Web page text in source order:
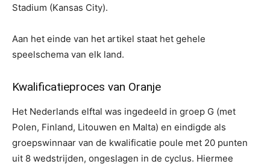
Stadium (Kansas City).
Aan het einde van het artikel staat het gehele
speelschema van elk land.
Kwalificatieproces van Oranje
Het Nederlands elftal was ingedeeld in groep G (met
Polen, Finland, Litouwen en Malta) en eindigde als
groepswinnaar van de kwalificatie poule met 20 punten
uit 8 wedstrijden, ongeslagen in de cyclus. Hiermee